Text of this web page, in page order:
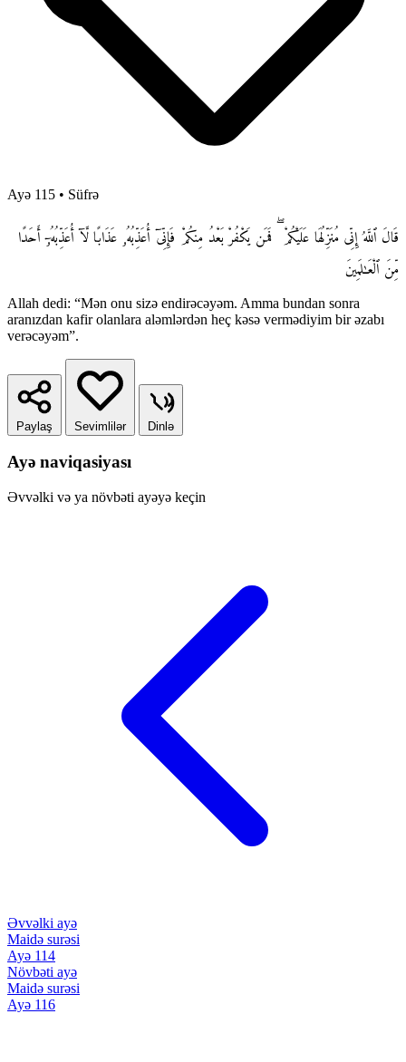
Ayə 115 • Süfrə
قَالَ ٱللَّهُ إِنِّى مُنَزِّلُهَا عَلَيْكُمْ ۖ فَمَن يَكْفُرْ بَعْدُ مِنكُمْ فَإِنِّىٓ أُعَذِّبُهُۥ عَذَابًا لَّآ أُعَذِّبُهُۥٓ أَحَدًا
مِّنَ ٱلْعَـٰلَمِينَ
Allah dedi: “Mən onu sizə endirəcəyəm. Amma bundan sonra
aranızdan kafir olanlara aləmlərdən heç kəsə vermədiyim bir əzabı
verəcəyəm”.
Paylaş Sevimlilər Dinlə
Ayə naviqasiyası
Əvvəlki və ya növbəti ayəyə keçin
Əvvəlki ayə
Maidə surəsi
Ayə 114
Növbəti ayə
Maidə surəsi
Ayə 116